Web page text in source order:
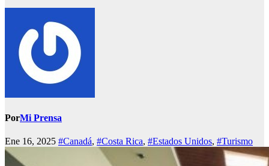
PorMi Prensa
Ene 16, 2025 #Canadá, #Costa Rica, #Estados Unidos, #Turismo